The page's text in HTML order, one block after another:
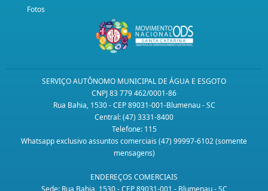
Fotos
SERVIÇO AUTÔNOMO MUNICIPAL DE ÁGUA E ESGOTO
CNPJ 83 779 462/0001-86
Rua Bahia, 1530 - CEP 89031-001-Blumenau - SC
Central: (47) 3331-8400
Telefone: 115
Whatsapp exclusivo assuntos comerciais (47) 99997-6102 (somente
mensagens)
ENDEREÇOS COMERCIAIS
Sede: Rua Bahia, 1530 - CEP 89031-001 - Blumenau - SC